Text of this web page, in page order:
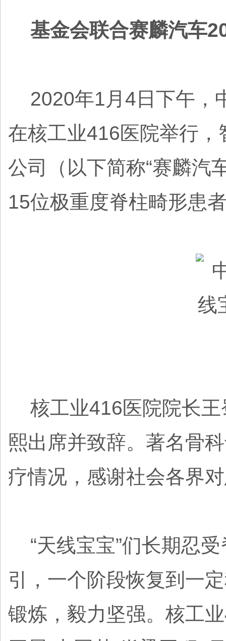
基金会联合赛麟汽车
2020年1月4日下午，
在核工业416医院举行
公司（以下简称“赛麟汽
15位极重度脊柱畸形患
核工业416医院院长王
熙出席并致辞。著名骨
疗情况，感谢社会各界
“天线宝宝”们长期忍
引，一个阶段恢复到一
锻炼，毅力坚强。核工